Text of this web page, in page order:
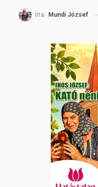
Írta: Mundi József